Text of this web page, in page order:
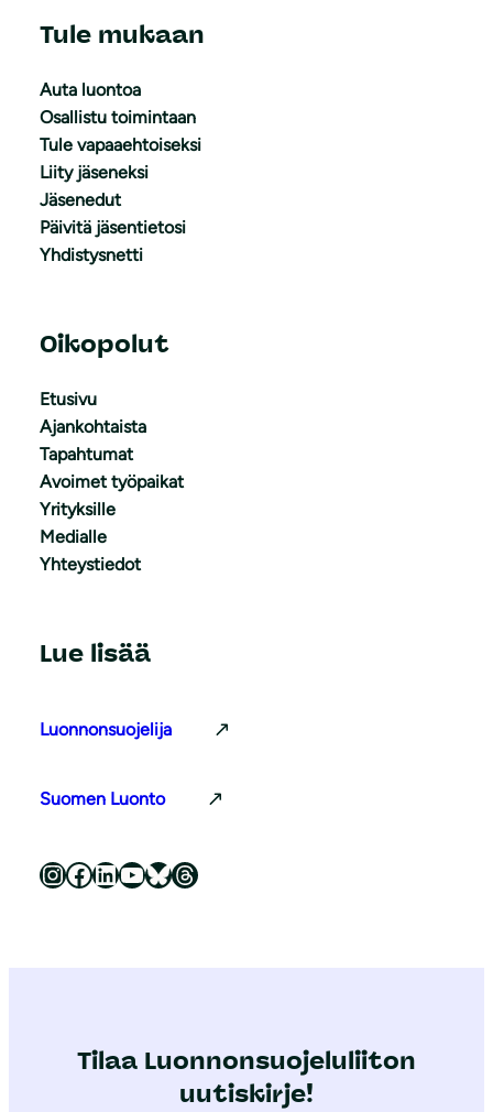
Tule mukaan
Auta luontoa
Osallistu toimintaan
Tule vapaaehtoiseksi
Liity jäseneksi
Jäsenedut
Päivitä jäsentietosi
Yhdistysnetti
Oikopolut
Etusivu
Ajankohtaista
Tapahtumat
Avoimet työpaikat
Yrityksille
Medialle
Yhteystiedot
Lue lisää
Luonnonsuojelija
Suomen Luonto
Luonnonsuojeluliitto Instagramissa Luonnonsuojeluliitto Facebookissa Luonnonsuojeluliitto LinkedInissä Luonnonsuojeluliiton YouTube-kanava Luonnonsuojeluliitto Blueskyssa Luonnonsuojeluliitto Threadsissa
Tilaa Luonnonsuojeluliiton
uutiskirje!